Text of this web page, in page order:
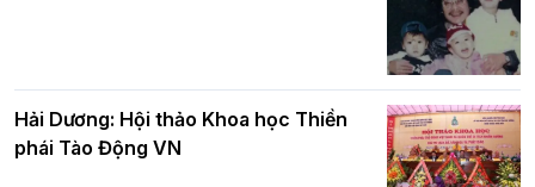
Hải Dương: Hội thảo Khoa học Thiền
phái Tào Động VN